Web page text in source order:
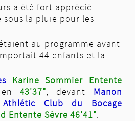
a été fort apprécié
sous la pluie pour les
au programme avant
44 enfants et la
Karine Sommier Entente
en43'37", devant Manon
Athlétic Club du Bocage
Entente Sèvre 46'41".